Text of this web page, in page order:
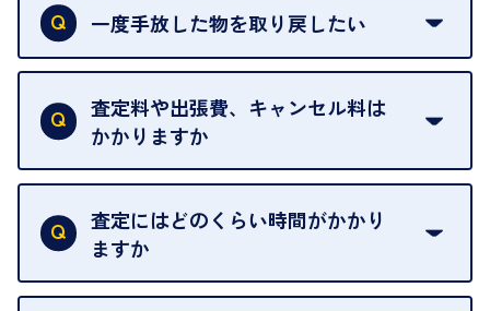
おりません。
を整えておりますので、お好きな時にお越しくださ
い。
お急ぎの場合はスタッフに一言お声がけください。
可能な限り、迅速に対応させていただきます。
一度手放した物を取り戻したい
当店は質店ではありませんので、買い取ったお品物
は基本的に販売へと回されます。買い戻しはできま
せんので、ご了承ください。
グオフが可能です。
契約破棄という形で、お品物をお戻しすることがで
きます。
売却当日を含む8日間のうちに、お気軽にお申し出
査定料や出張費、キャンセル料は
かかりますか
一切いただいておりません。査定金額にご納得いた
だけない場合は、その場でお断りいただいても問題
ございません。お気軽にご相談ください。
査定にはどのくらい時間がかかり
ますか
お品物の内容や点数によって異なりますが、店頭買